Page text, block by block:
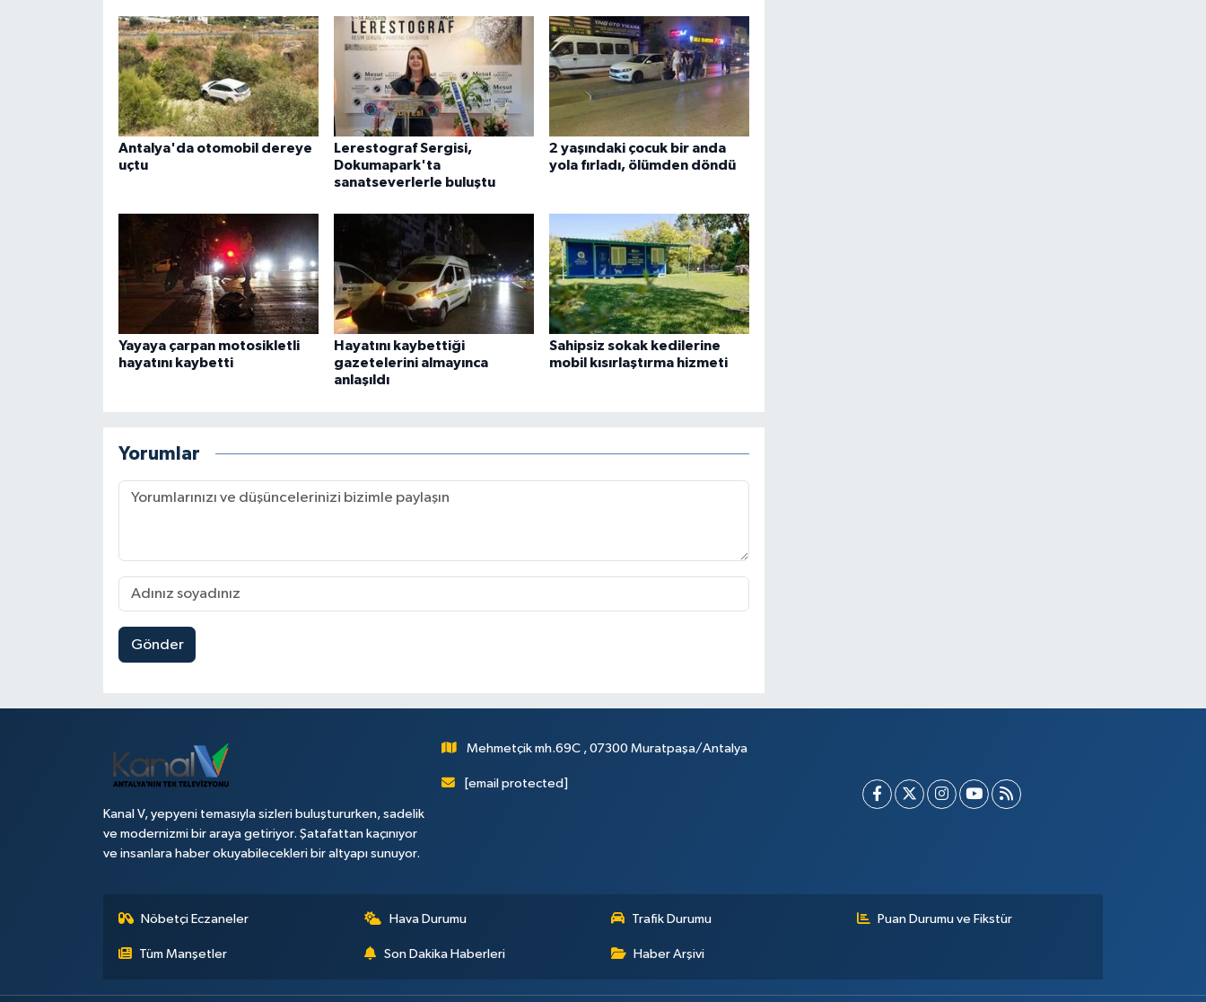
Antalya'da otomobil dereye
uçtu
Lerestograf Sergisi,
Dokumapark'ta
sanatseverlerle buluştu
2 yaşındaki çocuk bir anda
yola fırladı, ölümden döndü
Yayaya çarpan motosikletli
hayatını kaybetti
Hayatını kaybettiği
gazetelerini almayınca
anlaşıldı
Sahipsiz sokak kedilerine
mobil kısırlaştırma hizmeti
Yorumlar
Gönder
Kanal V, yepyeni temasıyla sizleri buluştururken, sadelik
ve modernizmi bir araya getiriyor. Şatafattan kaçınıyor
ve insanlara haber okuyabilecekleri bir altyapı sunuyor.
Mehmetçik mh.69C , 07300 Muratpaşa/Antalya
[email protected]
Nöbetçi Eczaneler Hava Durumu Trafik Durumu Puan Durumu ve Fikstür
Tüm Manşetler Son Dakika Haberleri Haber Arşivi